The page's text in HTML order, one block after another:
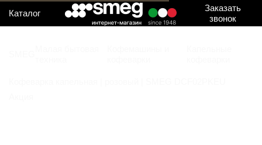
Каталог
Заказать
звонок